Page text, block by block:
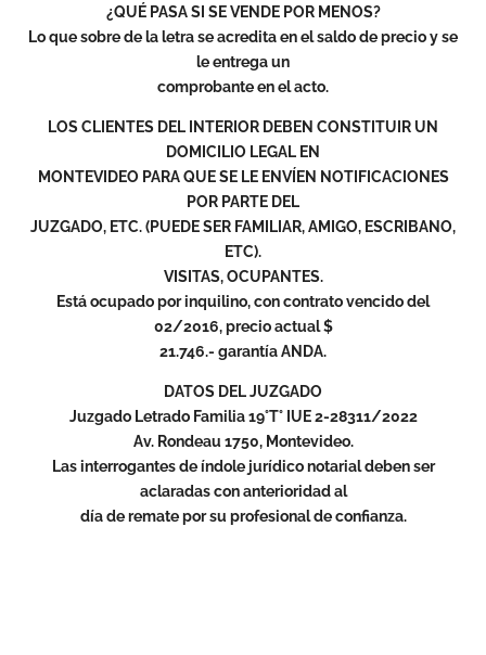
¿QUÉ PASA SI SE VENDE POR MENOS?
Lo que sobre de la letra se acredita en el saldo de precio y se
le entrega un
comprobante en el acto.
LOS CLIENTES DEL INTERIOR DEBEN CONSTITUIR UN
DOMICILIO LEGAL EN
MONTEVIDEO PARA QUE SE LE ENVÍEN NOTIFICACIONES
POR PARTE DEL
JUZGADO, ETC. (PUEDE SER FAMILIAR, AMIGO, ESCRIBANO,
ETC).
VISITAS, OCUPANTES.
Está ocupado por inquilino, con contrato vencido del
02/2016, precio actual $
21.746.- garantía ANDA.
DATOS DEL JUZGADO
Juzgado Letrado Familia 19°T° IUE 2-28311/2022
Av. Rondeau 1750, Montevideo.
Las interrogantes de índole jurídico notarial deben ser
aclaradas con anterioridad al
día de remate por su profesional de confianza.